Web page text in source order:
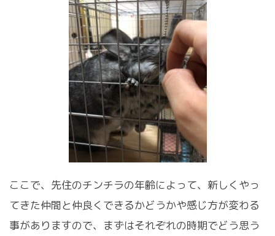
ここで、先住のチンチラの年齢によって、新しくやっ
てきた仲間と仲良くできるかどうかや感じ方が変わる
事がありますので、まずはそれぞれの時期でどう思う